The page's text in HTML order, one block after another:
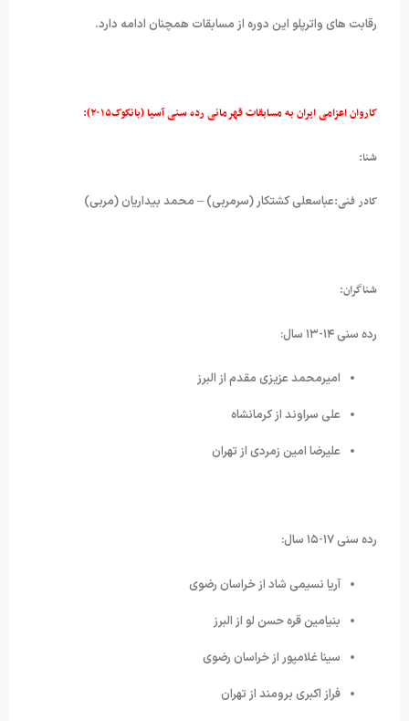
رقابت های واترپلو این دوره از مسابقات همچنان ادامه دارد.
کاروان اعزامی ایران به مسابقات قهرمانی رده سنی آسیا (بانکوک۲۰۱۵):
شنا:
کادر فنی:عباسعلی کشتکار (سرمربی) – محمد بیداریان (مربی)
شناگران:
رده سنی ۱۴-۱۳ سال:
امیرمحمد عزیزی مقدم از البرز
علی سراوند از کرمانشاه
علیرضا امین زمردی از تهران
رده سنی ۱۷-۱۵ سال:
آریا نسیمی شاد از خراسان رضوی
بنیامین قره حسن لو از البرز
سینا غلامپور از خراسان رضوی
فراز اکبری برومند از تهران